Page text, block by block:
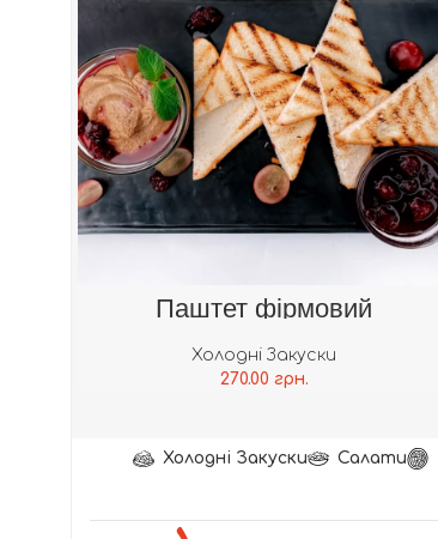
В Кошик
Паштет фірмовий
Холодні Закуски
270.00 грн.
Холодні Закуски Салати